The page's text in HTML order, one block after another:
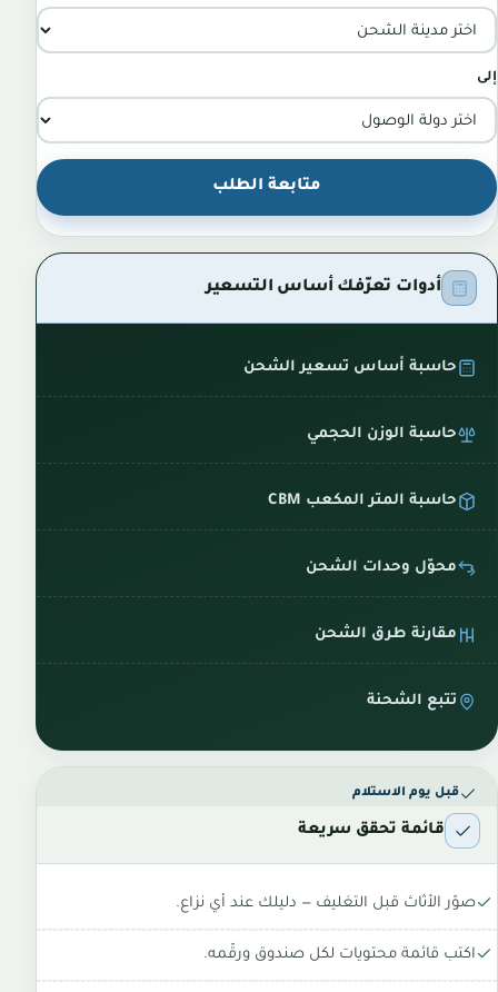
إلى
متابعة الطلب
أدوات تعرّفك أساس التسعير
حاسبة أساس تسعير الشحن
حاسبة الوزن الحجمي
حاسبة المتر المكعب CBM
محوّل وحدات الشحن
مقارنة طرق الشحن
تتبع الشحنة
قبل يوم الاستلام
قائمة تحقق سريعة
صوّر الأثاث قبل التغليف — دليلك عند أي نزاع.
اكتب قائمة محتويات لكل صندوق ورقّمه.